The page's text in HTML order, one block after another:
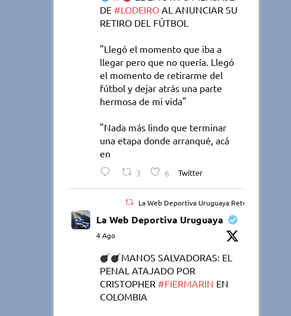
DE#LODEIRO AL ANUNCIAR SU
RETIRO DEL FÚTBOL
"Llegó el momento que iba a
llegar pero que no quería. Llegó
el momento de retirarme del
fútbol y dejar atrás una parte
hermosa de mi vida"
"Nada más lindo que terminar
una etapa donde arranqué, acá
en
3 6 Twitter
La Web Deportiva Uruguaya Retuiteado
La Web Deportiva Uruguaya
4 Ago
MANOS SALVADORAS: EL
PENAL ATAJADO POR
CRISTOPHER#FIERMARIN EN
COLOMBIA